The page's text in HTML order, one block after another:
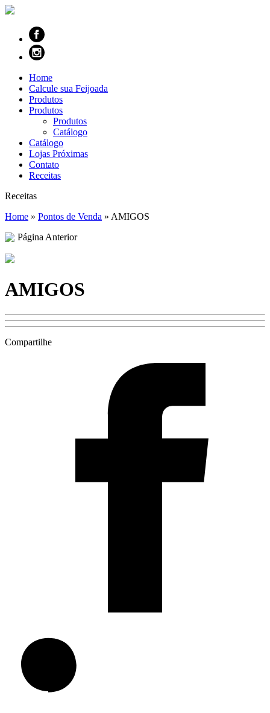
Home
Calcule sua Feijoada
Produtos
Produtos
Produtos
Catálogo
Catálogo
Lojas Próximas
Contato
Receitas
Receitas
Home » Pontos de Venda » AMIGOS
Página Anterior
AMIGOS
Compartilhe